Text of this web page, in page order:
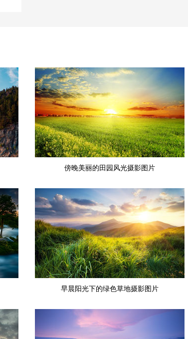
傍晚美丽的田园风光摄影图片
早晨阳光下的绿色草地摄影图片